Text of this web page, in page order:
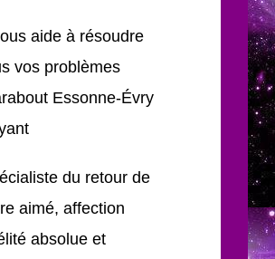
aide à résoudre
vos problèmes
Essonne-Évry
du retour de
aimé, affection
absolue et